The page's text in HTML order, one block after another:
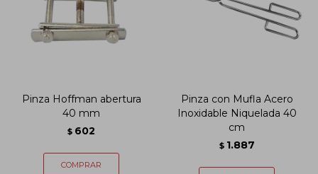
Pinza Hoffman abertura
40 mm
$ 602
Pinza con Mufla Acero
Inoxidable Niquelada 40
cm
$ 1.887